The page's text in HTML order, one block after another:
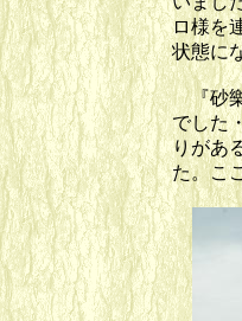
ロ様を
状態に
『砂樂
でした
りがあ
た。こ